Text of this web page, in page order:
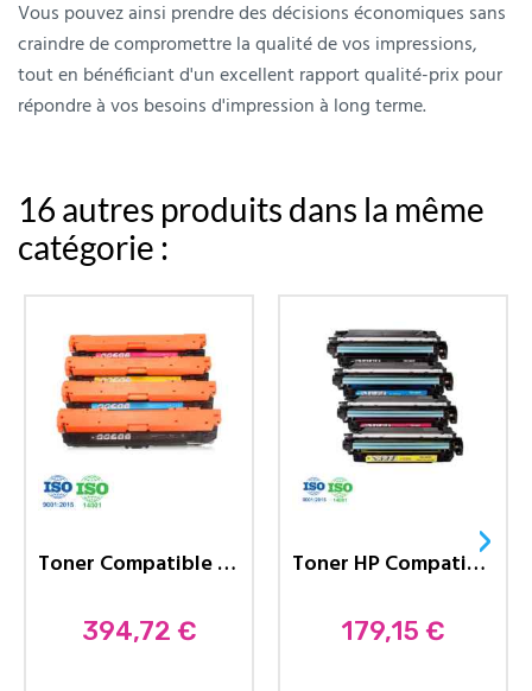
Vous pouvez ainsi prendre des décisions économiques sans
craindre de compromettre la qualité de vos impressions,
tout en bénéficiant d'un excellent rapport qualité-prix pour
répondre à vos besoins d'impression à long terme.
16 autres produits dans la même
catégorie :
Toner Compatible HP 650A...
Prix
394,72 €
Toner HP Compatible 504A...
Prix
179,15 €
›